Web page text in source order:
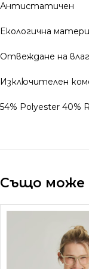
Антистатичен
Екологична
Отвеждане на
Изключителен
54% Polyester 40%
Също може